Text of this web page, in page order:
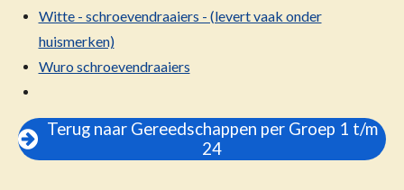
Witte - schroevendraaiers - (levert vaak onder
huismerken)
Wuro schroevendraaiers
Terug naar Gereedschappen per Groep 1 t/m
24